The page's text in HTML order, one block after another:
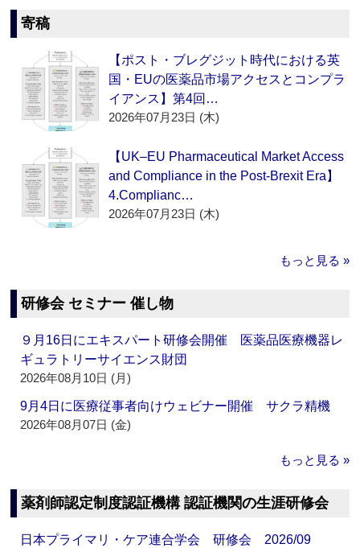
寄稿
【ポスト・ブレグジット時代における英
国・EUの医薬品市場アクセスとコンプラ
イアンス】第4回…
2026年07月23日 (木)
【UK–EU Pharmaceutical Market Access
and Compliance in the Post-Brexit Era】
4.Complianc…
2026年07月23日 (木)
もっと見る »
研修会 セミナー 催し物
９月16日にエキスパート研修会開催 医薬品医療機器レ
ギュラトリーサイエンス財団
2026年08月10日 (月)
9月4日に医療従事者向けウェビナー開催 サクラ精機
2026年08月07日 (金)
もっと見る »
薬剤師認定制度認証機構 認証機関の生涯研修会
日本プライマリ・ケア連合学会 研修会 2026/09